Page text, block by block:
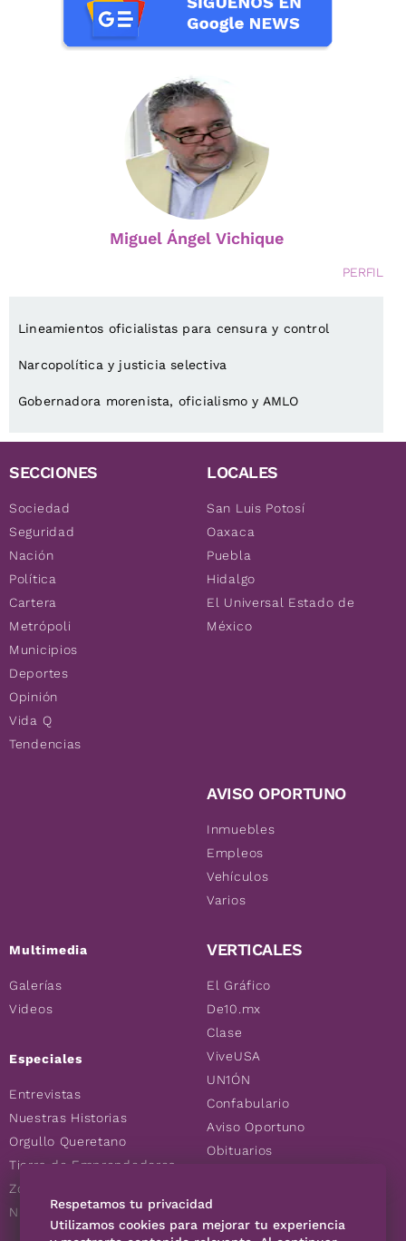
Miguel Ángel Vichique
PERFIL
Lineamientos oficialistas para censura y control
Narcopolítica y justicia selectiva
Gobernadora morenista, oficialismo y AMLO
SECCIONES
Sociedad
Seguridad
Nación
Política
Cartera
Metrópoli
Municipios
Deportes
Opinión
Vida Q
Tendencias
Multimedia
Galerías
Videos
Especiales
Entrevistas
Nuestras Historias
Orgullo Queretano
Tierra de Emprendedores
Zoociales
Nuevos Queretanos
LOCALES
San Luis Potosí
Oaxaca
Puebla
Hidalgo
El Universal Estado de
México
AVISO OPORTUNO
Inmuebles
Empleos
Vehículos
Varios
VERTICALES
El Gráfico
De10.mx
Clase
ViveUSA
UN1ÓN
Confabulario
Aviso Oportuno
Obituarios
Consultas
Respetamos tu privacidad
Utilizamos cookies para mejorar tu experiencia